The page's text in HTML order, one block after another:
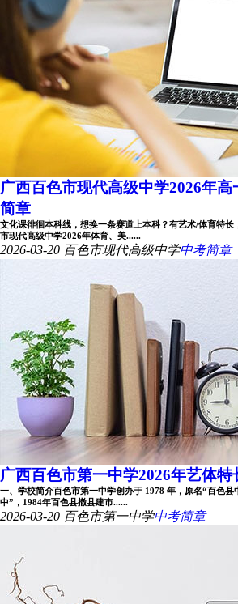
广西百色市现代高级中学2026年
简章
文化课徘徊本科线，想换一条赛道上本科？有艺术/体育特
市现代高级中学2026年体育、美......
2026-03-20 百色市现代高级中学中考简章
广西百色市第一中学2026年艺体
一、学校简介百色市第一中学创办于 1978 年，原名“百色
中”，1984年百色县撤县建市......
2026-03-20 百色市第一中学中考简章